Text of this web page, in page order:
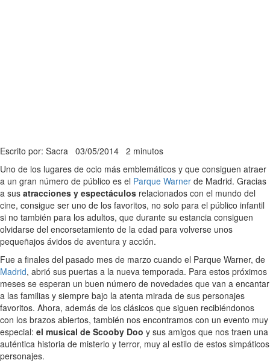
Escrito por: Sacra 03/05/2014 2 minutos
Uno de los lugares de ocio más emblemáticos y que consiguen atraer
a un gran número de público es el Parque Warner de Madrid. Gracias
a sus atracciones y espectáculos relacionados con el mundo del
cine, consigue ser uno de los favoritos, no solo para el público infantil
si no también para los adultos, que durante su estancia consiguen
olvidarse del encorsetamiento de la edad para volverse unos
pequeñajos ávidos de aventura y acción.
Fue a finales del pasado mes de marzo cuando el Parque Warner, de
Madrid, abrió sus puertas a la nueva temporada. Para estos próximos
meses se esperan un buen número de novedades que van a encantar
a las familias y siempre bajo la atenta mirada de sus personajes
favoritos. Ahora, además de los clásicos que siguen recibiéndonos
con los brazos abiertos, también nos encontramos con un evento muy
especial: el musical de Scooby Doo y sus amigos que nos traen una
auténtica historia de misterio y terror, muy al estilo de estos simpáticos
personajes.